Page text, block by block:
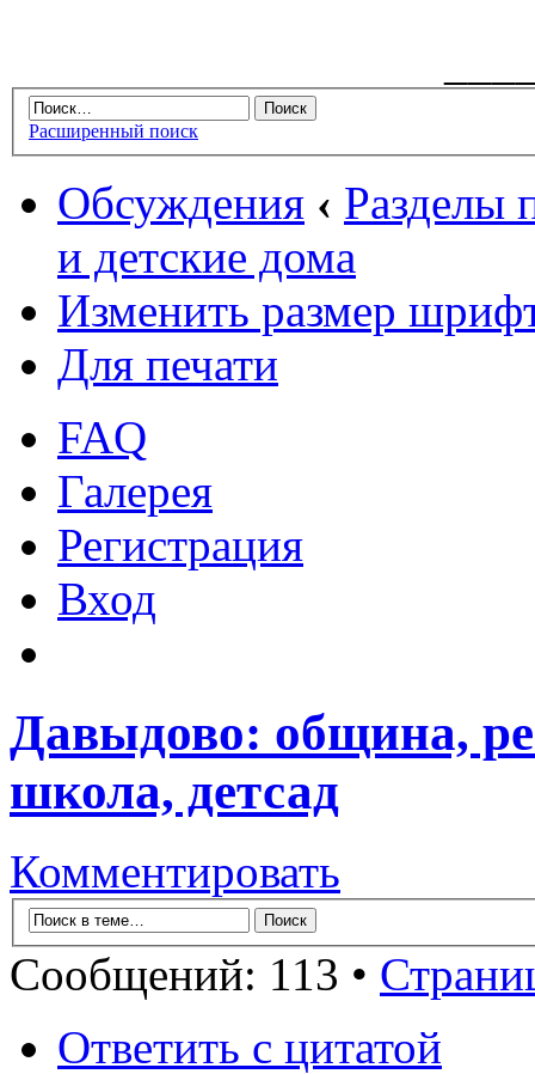
Расширенный поиск
Обсуждения ‹ Разделы
и детские дома
Изменить размер
Для печати
FAQ
Галерея
Регистрация
Вход
Давыдово: община,
школа, детсад
Комментировать
Сообщений: 113 •
Ответить с цитатой